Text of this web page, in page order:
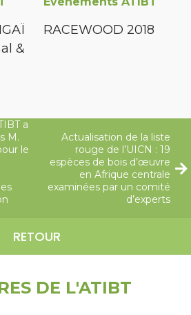
&
RACEWOOD 2018
a
M.
le
RETOUR
Actualisation de la liste
rouge de l’UICN : 19
espèces de bois d’œuvre
en Afrique centrale
examinées par un comité
d’experts
DE L'ATIBT